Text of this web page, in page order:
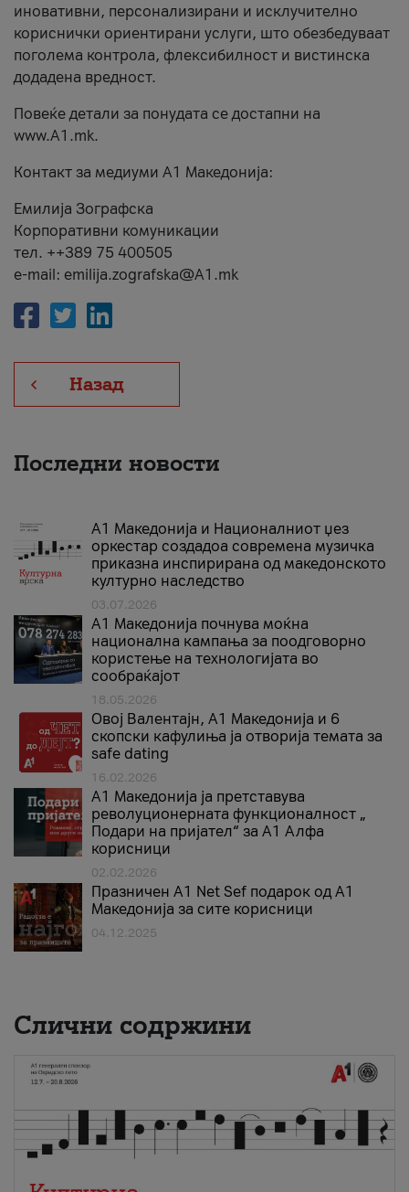
иновативни, персонализирани и исклучително
кориснички ориентирани услуги, што обезбедуваат
поголема контрола, флексибилност и вистинска
додадена вредност.
Повеќе детали за понудата се достапни на
www.А1.mk.
Контакт за медиуми А1 Македонија:
Емилија Зографска
Корпоративни комуникации
тел. ++389 75 400505
e-mail: emilija.zografska@A1.mk
Назад
Последни новости
А1 Македонија и Националниот џез
оркестар создадоа современа музичка
приказна инспирирана од македонското
културно наследство
03.07.2026
A1 Македонија почнува моќна
национална кампања за поодговорно
користење на технологијата во
сообраќајот
18.05.2026
Овој Валентајн, A1 Македонија и 6
скопски кафулиња ја отворија темата за
safe dating
16.02.2026
А1 Македонија ја претставува
револуционерната функционалност „
Подари на пријател“ за А1 Алфа
корисници
02.02.2026
Празничен A1 Net Sеf подарок од А1
Македонија за сите корисници
04.12.2025
Слични содржини